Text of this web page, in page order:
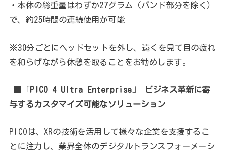
・本体の総重量はわずか27グラム（バンド部分を除く）
で、約25時間の連続使用が可能
※30分ごとにヘッドセットを外し、遠くを見て目の疲れ
を和らげながら休憩を取ることをお勧めします。
■「 PICO 4 Ultra Enterprise」 ビジネス革新に寄
与するカスタマイズ可能なソリューション
PICOは、XRの技術を活用して様々な企業を支援するこ
とに注力し、業界全体のデジタルトランスフォーメーシ